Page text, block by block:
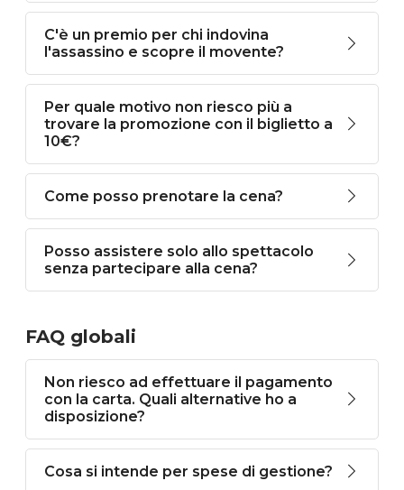
C'è un premio per chi indovina
l'assassino e scopre il movente?
Per quale motivo non riesco più a
trovare la promozione con il biglietto a
10€?
Come posso prenotare la cena?
Posso assistere solo allo spettacolo
senza partecipare alla cena?
FAQ globali
Non riesco ad effettuare il pagamento
con la carta. Quali alternative ho a
disposizione?
Cosa si intende per spese di gestione?